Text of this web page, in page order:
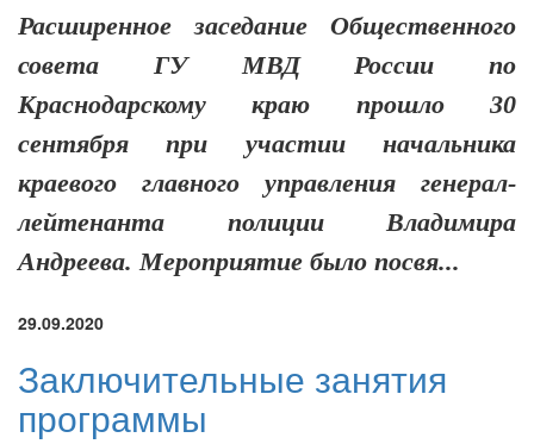
Расширенное заседание Общественного
совета ГУ МВД России по
Краснодарскому краю прошло 30
сентября при участии начальника
краевого главного управления генерал-
лейтенанта полиции Владимира
Андреева. Мероприятие было посвя...
29.09.2020
Заключительные занятия
программы